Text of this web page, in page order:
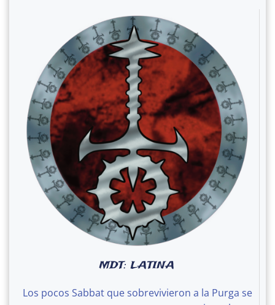
MDT: LATINA
Los pocos Sabbat que sobrevivieron a la Purga se